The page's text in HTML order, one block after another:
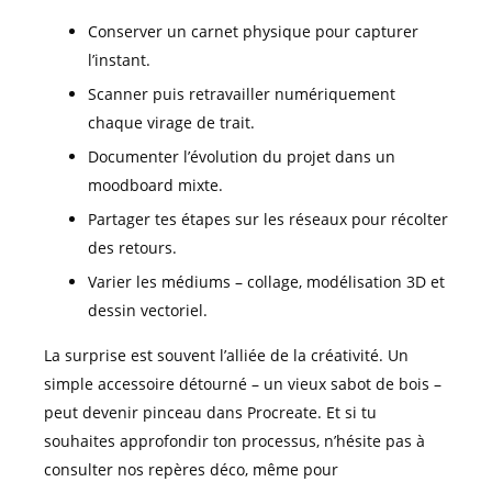
Conserver un carnet physique pour capturer
l’instant.
Scanner puis retravailler numériquement
chaque virage de trait.
Documenter l’évolution du projet dans un
moodboard mixte.
Partager tes étapes sur les réseaux pour récolter
des retours.
Varier les médiums – collage, modélisation 3D et
dessin vectoriel.
La surprise est souvent l’alliée de la créativité. Un
simple accessoire détourné – un vieux sabot de bois –
peut devenir pinceau dans Procreate. Et si tu
souhaites approfondir ton processus, n’hésite pas à
consulter nos repères déco, même pour